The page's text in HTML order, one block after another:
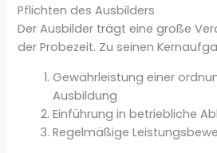
Pflichten des Ausbilders
Der Ausbilder trägt eine große
der Probezeit. Zu seinen
Gewährleistung einer
Ausbildung
Einführung in betriebliche
Regelmäßige